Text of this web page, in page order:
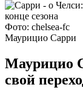
Фото: chelsea-fc
Маурицио Сарри
Маурицио
свой